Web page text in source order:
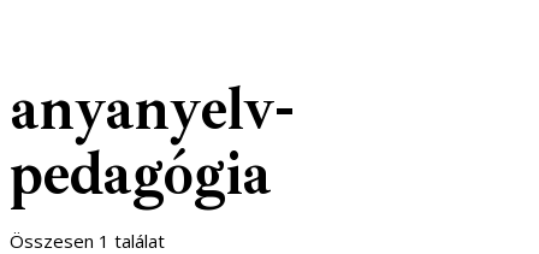
anyanyelv-
pedagógia
Összesen 1 találat